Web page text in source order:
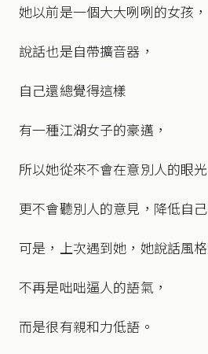
她以前是一個大大咧咧的女孩，
說話也是自帶擴音器，
自己還總覺得這樣
有一種江湖女子的豪邁，
所以她從來不會在意別人的眼光
更不會聽別人的意見，降低自
可是，上次遇到她，她說話風
不再是咄咄逼人的語氣，
而是很有親和力低語。